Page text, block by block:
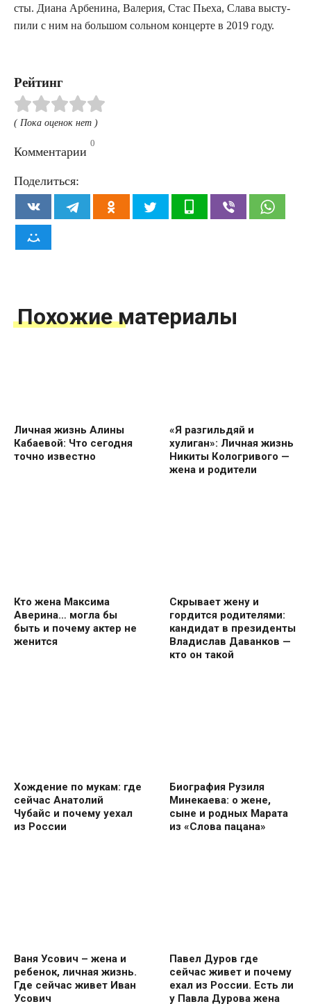
сты. Диа­на Арбе­ни­на, Вале­рия, Стас Пье­ха, Сла­ва высту­
пи­ли с ним на боль­шом соль­ном кон­цер­те в 2019 году.
Рейтинг
( Пока оценок нет )
Комментарии
0
Поделиться:
Похожие материалы
Личная жизнь Алины
Кабаевой: Что сегодня
точно известно
«Я разгильдяй и
хулиган»: Личная жизнь
Никиты Кологривого —
жена и родители
Кто жена Максима
Аверина… могла бы
быть и почему актер не
женится
Скрывает жену и
гордится родителями:
кандидат в президенты
Владислав Даванков —
кто он такой
Хождение по мукам: где
сейчас Анатолий
Чубайс и почему уехал
из России
Биография Рузиля
Минекаева: о жене,
сыне и родных Марата
из «Слова пацана»
Ваня Усович – жена и
ребенок, личная жизнь.
Где сейчас живет Иван
Усович
Павел Дуров где
сейчас живет и почему
ехал из России. Есть ли
у Павла Дурова жена